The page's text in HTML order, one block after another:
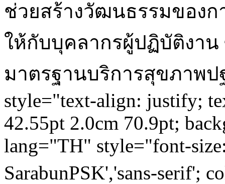
ช่วยสร้างวัฒนธรรมของก
ให้กับบุคลากรผู้ปฏิบัติงา
มาตรฐานบริการสุขภาพป
style="text-align: justify;
42.55pt 2.0cm 70.9pt;
lang="TH" style="font-
SarabunPSK','sans-